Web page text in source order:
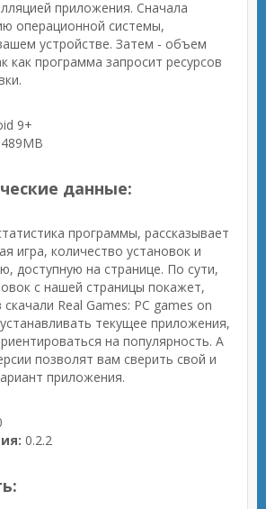
приложения. Сначала
операционной системы,
устройстве. Затем - объем
как программа запросит ресурсов
9+
489MB
данные:
программы, рассказывает
игра, количество установок и
доступную на странице. По сути,
с нашей страницы покажет,
Real Games: PC games on
текущее приложения,
на популярность. А
позволят вам сверить свой и
приложения.
0.2.2